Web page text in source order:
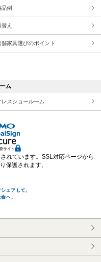
品例
替え
舗家具選びのポイント
ム
レスショールーム
れています。SSL対応ページから
保護されます。